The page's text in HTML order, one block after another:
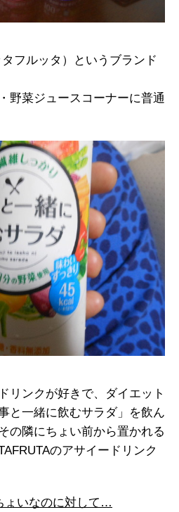
フルッタ）というブランド
野菜ジュースコーナーに普通
リンクが好きで、ダイエット
と一緒に飲むサラダ」を飲ん
の隣にちょい前から置かれる
のアサイードリンク
ょいなのに対して…